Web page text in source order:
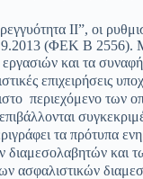
ΙΙ”, οι
(ΦΕΚ Β 2556).
εργασιών και τα
επιχειρήσεις
περιεχόμενο των
τα πρότυπα
και
ασφαλιστικών